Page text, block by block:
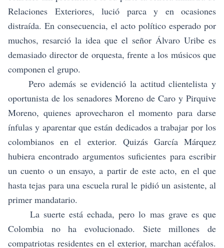
Relaciones Exteriores, lució parca y en ocasiones
distraída. En consecuencia, el acto político esperado por
muchos, resarció la idea que el señor Álvaro Uribe es
demasiado director de orquesta, frente a los músicos que
componen el grupo.
Pero además se evidenció la actitud clientelista y
oportunista de los senadores Moreno de Caro y Pirquive
Moreno, quienes aprovecharon el momento para darse
ínfulas y aparentar que están dedicados a trabajar por los
colombianos en el exterior. Quizás García Márquez
hubiera encontrado argumentos suficientes para escribir
un cuento o un ensayo, a partir de este acto, en el que
hasta tejas para una escuela rural le pidió un asistente, al
primer mandatario.
La suerte está echada, pero lo mas grave es que
Colombia no ha evolucionado. Siete millones de
compatriotas residentes en el exterior, marchan acéfalos.